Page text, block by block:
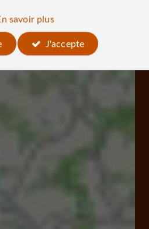
savoir plus
J'accepte